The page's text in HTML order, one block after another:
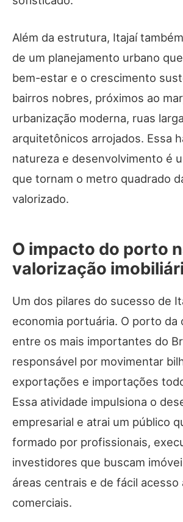
Além da estrutura, Itajaí
de um planejamento urbano
bem-estar e o crescimento
bairros nobres, próximos ao
urbanização moderna, ruas
arquitetônicos arrojados. Essa
natureza e desenvolvimento é
que tornam o metro quadrado
valorizado.
O impacto do porto
valorização
Um dos pilares do sucesso de
economia portuária. O porto da
entre os mais importantes do
responsável por movimentar
exportações e importações
Essa atividade impulsiona o
empresarial e atrai um público
formado por profissionais,
investidores que buscam
áreas centrais e de fácil acesso
comerciais.